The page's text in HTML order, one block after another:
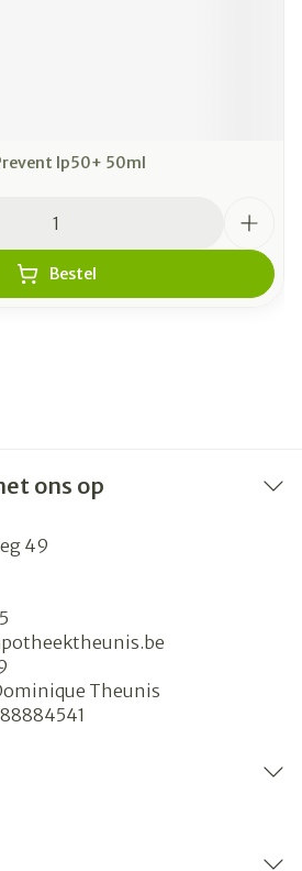
Ip50+ 50ml
Bestel
ons op
49
Theunis